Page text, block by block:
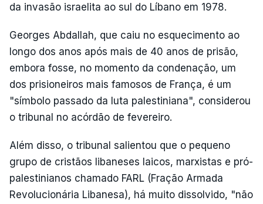
da invasão israelita ao sul do Líbano em 1978.
Georges Abdallah, que caiu no esquecimento ao
longo dos anos após mais de 40 anos de prisão,
embora fosse, no momento da condenação, um
dos prisioneiros mais famosos de França, é um
"símbolo passado da luta palestiniana", considerou
o tribunal no acórdão de fevereiro.
Além disso, o tribunal salientou que o pequeno
grupo de cristãos libaneses laicos, marxistas e pró-
palestinianos chamado FARL (Fração Armada
Revolucionária Libanesa), há muito dissolvido, "não